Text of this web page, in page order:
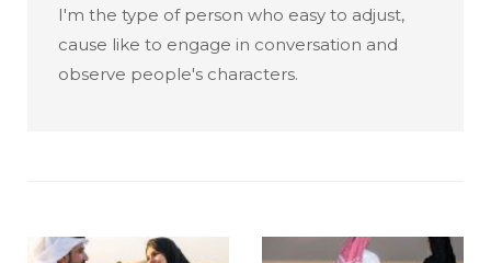
I'm the type of person who easy to adjust,
cause like to engage in conversation and
observe people's characters.